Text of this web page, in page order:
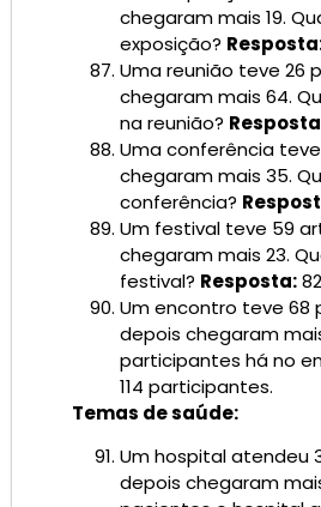
chegaram mais 19.
exposição?
Uma reunião teve 26
chegaram mais 64.
na reunião?
Uma conferência
chegaram mais 35.
conferência?
Um festival teve 59
chegaram mais 23.
festival? Resposta:
Um encontro teve 68
depois chegaram
participantes há no
114 participantes.
Temas de saúde:
Um hospital atendeu
depois chegaram